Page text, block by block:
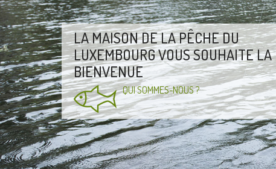
LA MAISON DE LA PÊCHE DU
LUXEMBOURG VOUS SOUHAITE LA
BIENVENUE
QUI SOMMES-NOUS ?